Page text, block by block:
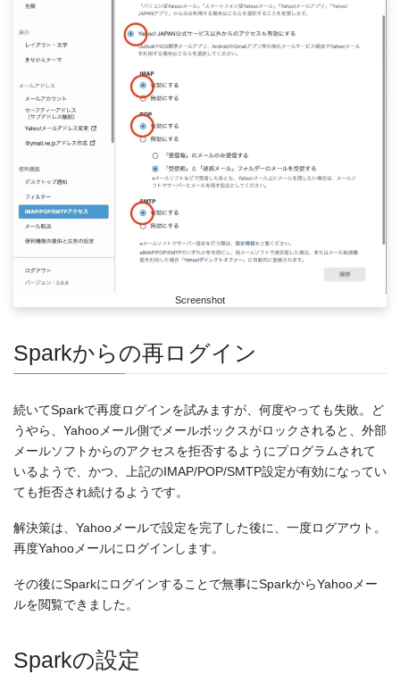
Screenshot
Sparkからの再ログイン
続いてSparkで再度ログインを試みますが、何度やっても失敗。ど
うやら、Yahooメール側でメールボックスがロックされると、外部
メールソフトからのアクセスを拒否するようにプログラムされて
いるようで、かつ、上記のIMAP/POP/SMTP設定が有効になってい
ても拒否され続けるようです。
解決策は、Yahooメールで設定を完了した後に、一度ログアウト。
再度Yahooメールにログインします。
その後にSparkにログインすることで無事にSparkからYahooメー
ルを閲覧できました。
Sparkの設定